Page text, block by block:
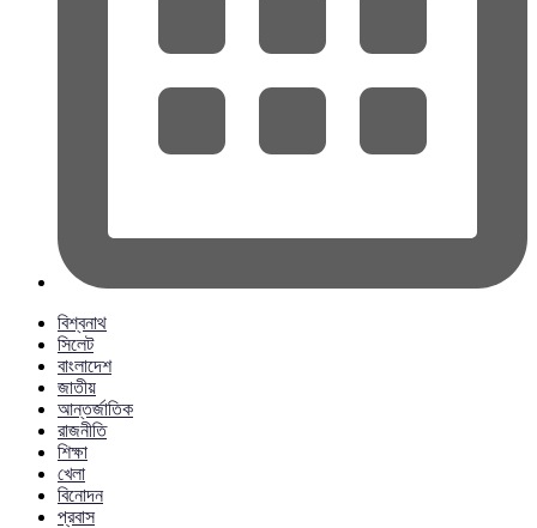
বিশ্বনাথ
সিলেট
বাংলাদেশ
জাতীয়
আন্তর্জাতিক
রাজনীতি
শিক্ষা
খেলা
বিনোদন
প্রবাস